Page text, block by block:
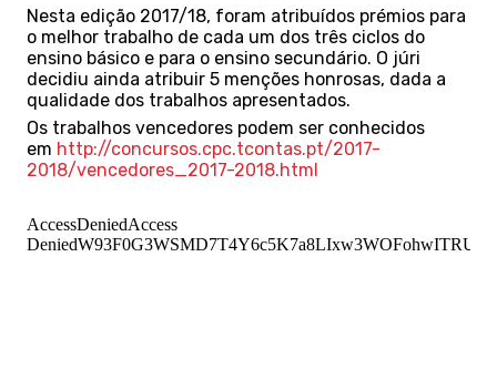
Nesta edição 2017/18, foram atribuídos prémios para
o melhor trabalho de cada um dos três ciclos do
ensino básico e para o ensino secundário. O júri
decidiu ainda atribuir 5 menções honrosas, dada a
qualidade dos trabalhos apresentados.
Os trabalhos vencedores podem ser conhecidos
em http://concursos.cpc.tcontas.pt/2017-
2018/vencedores_2017-2018.html